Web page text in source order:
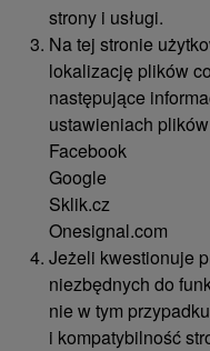
strony i usługi.
Na tej stronie
lokalizację plików
następujące
ustawieniach
Facebook
Google
Sklik.cz
Onesignal.com
Jeżeli kwestionuje
niezbędnych do
nie w tym
i kompatybilność